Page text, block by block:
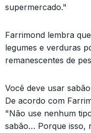
supermercado."
Farrimond lembra
legumes e verduras
remanescentes de
Você deve usar
De acordo com
"Não use nenhum
sabão… Porque isso,